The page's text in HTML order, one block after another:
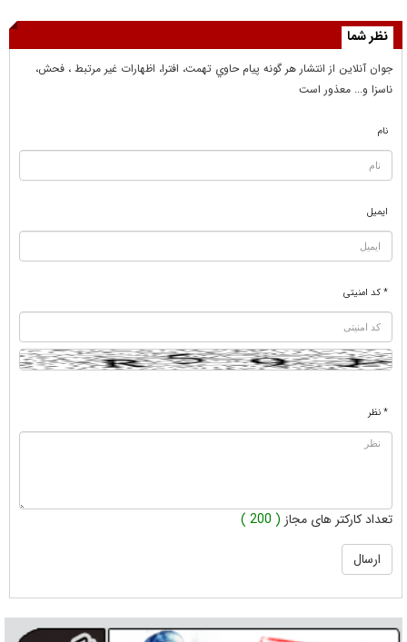
نظر شما
جوان آنلاين از انتشار هر گونه پيام حاوي تهمت، افترا، اظهارات غير مرتبط ، فحش،
ناسزا و... معذور است
نام
ایمیل
* کد امنیتی
* نظر
تعداد کارکتر های مجاز ( 200 )